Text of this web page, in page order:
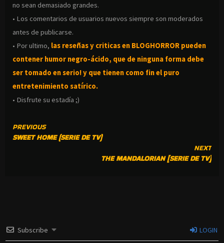
no sean demasiado grandes.
• Los comentarios de usuarios nuevos siempre son moderados
antes de publicarse.
• Por ultimo, las reseñas y criticas en BLOGHORROR pueden
contener humor negro-ácido, que de ninguna forma debe
ser tomado en serio! y que tienen como fin el puro
entretenimiento satírico.
• Disfrute su estadía ;)
CONTINUE
READING
PREVIOUS
SWEET HOME (SERIE DE TV)
NEXT
THE MANDALORIAN [SERIE DE TV]
Subscribe LOGIN